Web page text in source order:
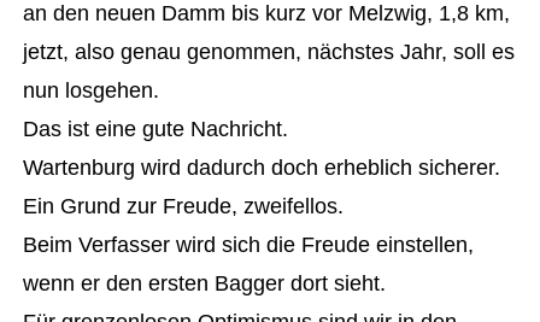
an den neuen Damm bis kurz vor Melzwig, 1,8 km,
jetzt, also genau genommen, nächstes Jahr, soll es
nun losgehen.
Das ist eine gute Nachricht.
Wartenburg wird dadurch doch erheblich sicherer.
Ein Grund zur Freude, zweifellos.
Beim Verfasser wird sich die Freude einstellen,
wenn er den ersten Bagger dort sieht.